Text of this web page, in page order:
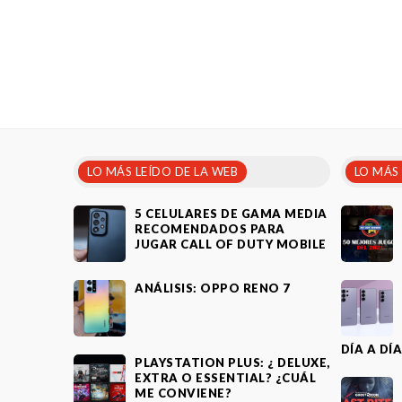
LO MÁS LEÍDO DE LA WEB
5 CELULARES DE GAMA MEDIA
RECOMENDADOS PARA
JUGAR CALL OF DUTY MOBILE
ANÁLISIS: OPPO RENO 7
PLAYSTATION PLUS: ¿ DELUXE,
EXTRA O ESSENTIAL? ¿CUÁL
ME CONVIENE?
LO
DÍA A DÍA